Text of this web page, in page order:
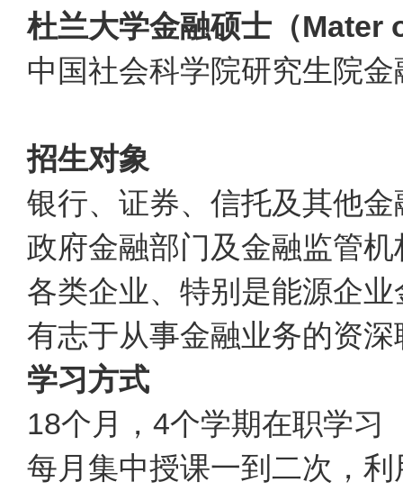
杜兰大学金融硕士（Mater
中国社会科学院研究生院
招生对象
银行、证券、信托及其他
政府金融部门及金融监管
各类企业、特别是能源企
有志于从事金融业务的资
学习方式
18个月，4个学期在职学习
每月集中授课一到二次，